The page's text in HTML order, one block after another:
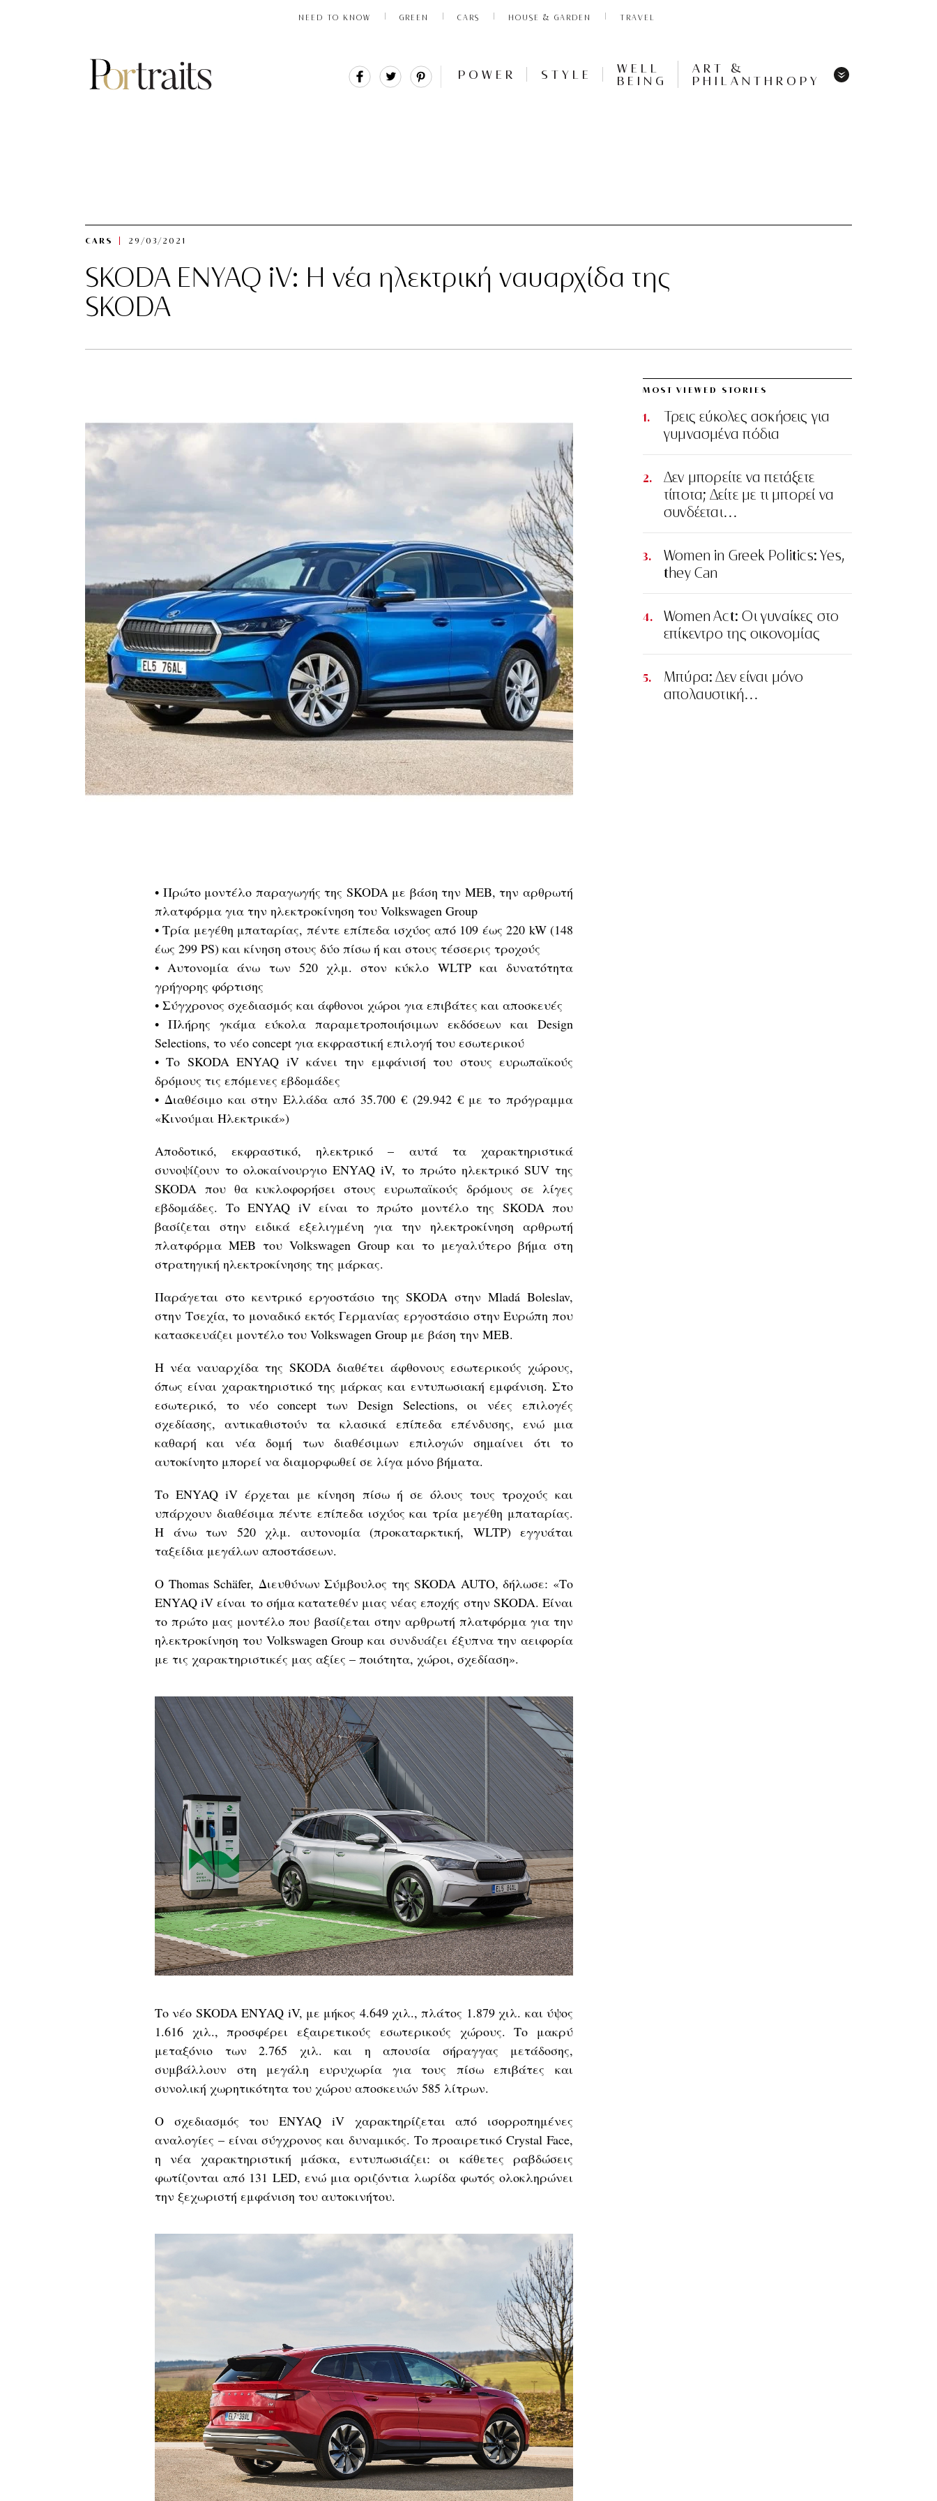
NEED TO KNOW GREEN CARS HOUSE & GARDEN TRAVEL
Share Tweet POWER STYLE
WELL
BEING
ART &
PHILANTHROPY
CARS 29/03/2021
SKODA ENYAQ iV: H νέα ηλεκτρική ναυαρχίδα της
SKODA
• Πρώτο μοντέλο παραγωγής της SKODA με βάση την MEB, την αρθρωτή
πλατφόρμα για την ηλεκτροκίνηση του Volkswagen Group
• Τρία μεγέθη μπαταρίας, πέντε επίπεδα ισχύος από 109 έως 220 kW (148
έως 299 PS) και κίνηση στους δύο πίσω ή και στους τέσσερις τροχούς
• Αυτονομία άνω των 520 χλμ. στον κύκλο WLTP και δυνατότητα
γρήγορης φόρτισης
• Σύγχρονος σχεδιασμός και άφθονοι χώροι για επιβάτες και αποσκευές
• Πλήρης γκάμα εύκολα παραμετροποιήσιμων εκδόσεων και Design
Selections, το νέο concept για εκφραστική επιλογή του εσωτερικού
• Το SKODA ENYAQ iV κάνει την εμφάνισή του στους ευρωπαϊκούς
δρόμους τις επόμενες εβδομάδες
• Διαθέσιμο και στην Ελλάδα από 35.700 € (29.942 € με το πρόγραμμα
«Κινούμαι Ηλεκτρικά»)
Αποδοτικό, εκφραστικό, ηλεκτρικό – αυτά τα χαρακτηριστικά
συνοψίζουν το ολοκαίνουργιο ENYAQ iV, το πρώτο ηλεκτρικό SUV της
SKODA που θα κυκλοφορήσει στους ευρωπαϊκούς δρόμους σε λίγες
εβδομάδες. Το ENYAQ iV είναι το πρώτο μοντέλο της SKODA που
βασίζεται στην ειδικά εξελιγμένη για την ηλεκτροκίνηση αρθρωτή
πλατφόρμα MEB του Volkswagen Group και το μεγαλύτερο βήμα στη
στρατηγική ηλεκτροκίνησης της μάρκας.
Παράγεται στο κεντρικό εργοστάσιο της SKODA στην Mladá Boleslav,
στην Τσεχία, το μοναδικό εκτός Γερμανίας εργοστάσιο στην Ευρώπη που
κατασκευάζει μοντέλο του Volkswagen Group με βάση την MEB.
Η νέα ναυαρχίδα της SKODA διαθέτει άφθονους εσωτερικούς χώρους,
όπως είναι χαρακτηριστικό της μάρκας και εντυπωσιακή εμφάνιση. Στο
εσωτερικό, το νέο concept των Design Selections, οι νέες επιλογές
σχεδίασης, αντικαθιστούν τα κλασικά επίπεδα επένδυσης, ενώ μια
καθαρή και νέα δομή των διαθέσιμων επιλογών σημαίνει ότι το
αυτοκίνητο μπορεί να διαμορφωθεί σε λίγα μόνο βήματα.
Το ENYAQ iV έρχεται με κίνηση πίσω ή σε όλους τους τροχούς και
υπάρχουν διαθέσιμα πέντε επίπεδα ισχύος και τρία μεγέθη μπαταρίας.
Η άνω των 520 χλμ. αυτονομία (προκαταρκτική, WLTP) εγγυάται
ταξείδια μεγάλων αποστάσεων.
Ο Thomas Schäfer, Διευθύνων Σύμβουλος της SKODA AUTO, δήλωσε: «Το
ENYAQ iV είναι το σήμα κατατεθέν μιας νέας εποχής στην SKODA. Είναι
το πρώτο μας μοντέλο που βασίζεται στην αρθρωτή πλατφόρμα για την
ηλεκτροκίνηση του Volkswagen Group και συνδυάζει έξυπνα την αειφορία
με τις χαρακτηριστικές μας αξίες – ποιότητα, χώροι, σχεδίαση».
Το νέο SKODA ENYAQ iV, με μήκος 4.649 χιλ., πλάτος 1.879 χιλ. και ύψος
1.616 χιλ., προσφέρει εξαιρετικούς εσωτερικούς χώρους. Το μακρύ
μεταξόνιο των 2.765 χιλ. και η απουσία σήραγγας μετάδοσης,
συμβάλλουν στη μεγάλη ευρυχωρία για τους πίσω επιβάτες και
συνολική χωρητικότητα του χώρου αποσκευών 585 λίτρων.
Ο σχεδιασμός του ENYAQ iV χαρακτηρίζεται από ισορροπημένες
αναλογίες – είναι σύγχρονος και δυναμικός. Το προαιρετικό Crystal Face,
η νέα χαρακτηριστική μάσκα, εντυπωσιάζει: οι κάθετες ραβδώσεις
φωτίζονται από 131 LED, ενώ μια οριζόντια λωρίδα φωτός ολοκληρώνει
την ξεχωριστή εμφάνιση του αυτοκινήτου.
MOST VIEWED STORIES
Τρεις εύκολες ασκήσεις για
γυμνασμένα πόδια
Δεν μπορείτε να πετάξετε
τίποτα; Δείτε με τι μπορεί να
συνδέεται…
Women in Greek Politics: Yes,
they Can
Women Act: Οι γυναίκες στο
επίκεντρο της οικονομίας
Μπύρα: Δεν είναι μόνο
απολαυστική…